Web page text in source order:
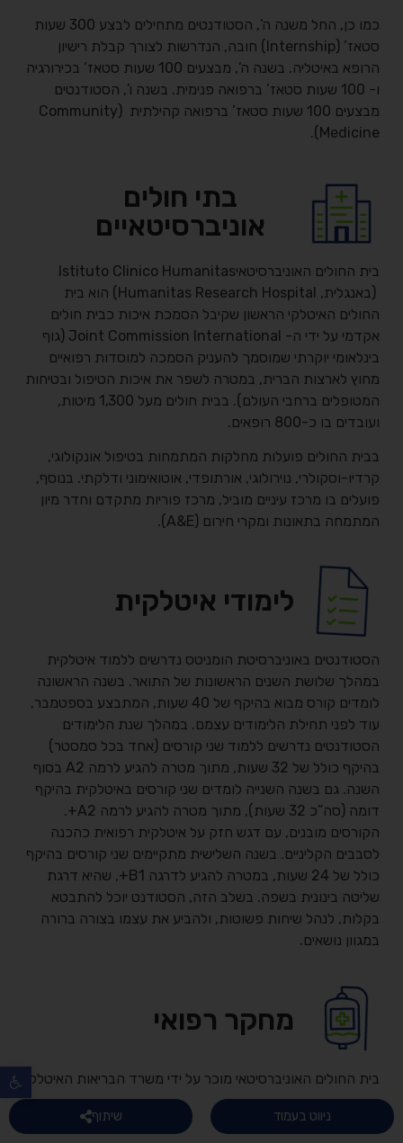
כמו כן, החל משנה ה’, הסטודנטים מתחילים לבצע 300 שעות
סטאז’ (Internship) חובה, הנדרשות לצורך קבלת רישיון
הרופא באיטליה. בשנה ה’, מבצעים 100 שעות סטאז’ בכירורגיה
ו- 100 שעות סטאז’ ברפואה פנימית. בשנה ו’, הסטודנטים
מבצעים 100 שעות סטאז’ ברפואה קהילתית (Community
Medicine).
בתי חולים
אוניברסיטאיים
בית החולים האוניברסיטאיIstituto Clinico Humanitas
(באנגלית, Humanitas Research Hospital) הוא בית
החולים האיטלקי הראשון שקיבל הסמכת איכות כבית חולים
אקדמי על ידי ה- Joint Commission International (גוף
בינלאומי יוקרתי שמוסמך להעניק הסמכה למוסדות רפואיים
מחוץ לארצות הברית, במטרה לשפר את איכות הטיפול ובטיחות
המטופלים ברחבי העולם). בבית חולים מעל 1,300 מיטות,
ועובדים בו כ-800 רופאים.
בבית החולים פועלות מחלקות המתמחות בטיפול אונקולוגי,
קרדיו-וסקולרי, נוירולוגי, אורתופדי, אוטואימוני ודלקתי. בנוסף,
פועלים בו מרכז עיניים מוביל, מרכז פוריות מתקדם וחדר מיון
המתמחה בתאונות ומקרי חירום (A&E).
לימודי איטלקית
הסטודנטים באוניברסיטת הומניטס נדרשים ללמוד איטלקית
במהלך שלושת השנים הראשונות של התואר. בשנה הראשונה
לומדים קורס מבוא בהיקף של 40 שעות, המתבצע בספטמבר,
עוד לפני תחילת הלימודים עצמם. במהלך שנת הלימודים
הסטודנטים נדרשים ללמוד שני קורסים (אחד בכל סמסטר)
בהיקף כולל של 32 שעות, מתוך מטרה להגיע לרמה A2 בסוף
השנה. גם בשנה השנייה לומדים שני קורסים באיטלקית בהיקף
דומה (סה”כ 32 שעות), מתוך מטרה להגיע לרמה A2+.
הקורסים מובנים, עם דגש חזק על איטלקית רפואית כהכנה
לסבבים הקליניים. בשנה השלישית מתקיימים שני קורסים בהיקף
כולל של 24 שעות, במטרה להגיע לדרגה B1+, שהיא דרגת
שליטה בינונית בשפה. בשלב הזה, הסטודנט יוכל להתבטא
בקלות, לנהל שיחות פשוטות, ולהביע את עצמו בצורה ברורה
במגוון נושאים.
מחקר רפואי
בית החולים האוניברסיטאי מוכר על ידי משרד הבריאות האיטלקי
כ-IRCCS, כלומר בית חולים המשלב טיפול רפואי עם מחקר
מדעי רפואי. מדובר באחד מבתי החולים המתקדמים מבחינה
ניווט בעמוד שיתוף